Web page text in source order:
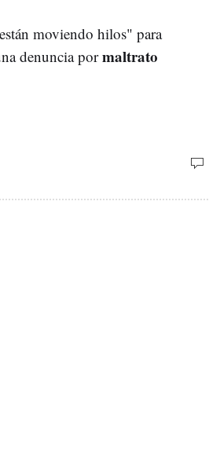
moviendo hilos" para
denuncia pormaltrato